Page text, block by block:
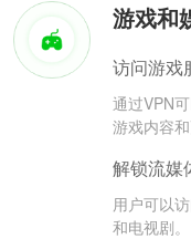
游戏和
访问游戏
通过VPN
游戏内容和
解锁流媒
用户可以
和电视剧。